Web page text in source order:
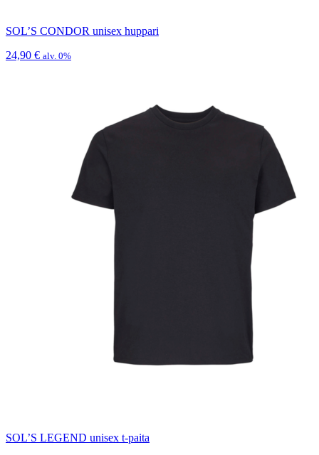
SOL’S CONDOR unisex huppari
24,90 € alv. 0%
SOL’S LEGEND unisex t-paita